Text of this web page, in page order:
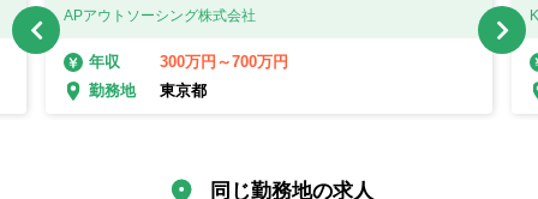
APアウトソーシング株式会社
年収
300万円～700万円
勤務地
東京都
同じ勤務地の求人